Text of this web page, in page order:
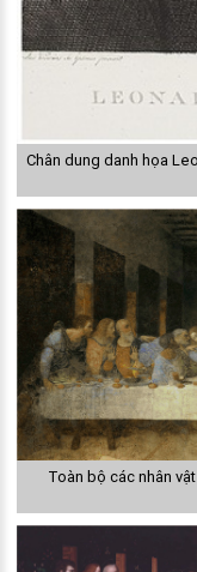
Chân dung danh họa
Toàn bộ các nhân